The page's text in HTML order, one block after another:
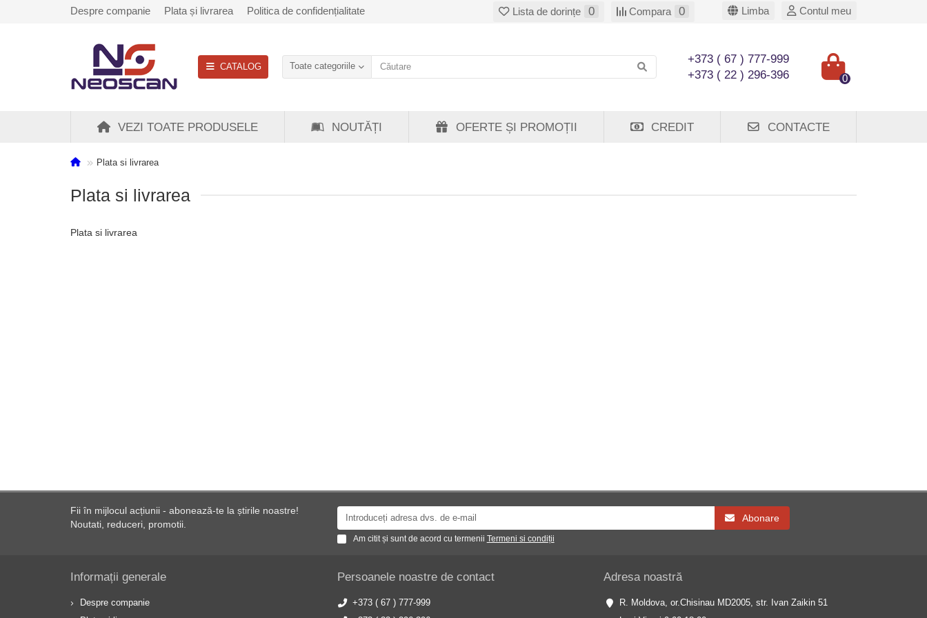
Despre companie Plata și livrarea Politica de confidențialitate Lista de dorințe 0 Compara 0 Limba Contul meu
CATALOG Toate categoriile
+373 ( 67 ) 777-999
+373 ( 22 ) 296-396
0
VEZI TOATE PRODUSELE NOUTĂȚI OFERTE ȘI PROMOȚII CREDIT CONTACTE
Plata si livrarea
Plata si livrarea
Plata si livrarea
Fii în mijlocul acțiunii - abonează-te la știrile noastre!
Noutati, reduceri, promotii.
Abonare
Am citit și sunt de acord cu termenii Termeni si condiții
Informații generale
Despre companie
Persoanele noastre de contact
+373 ( 67 ) 777-999
Adresa noastră
R. Moldova, or.Chisinau MD2005, str. Ivan Zaikin 51